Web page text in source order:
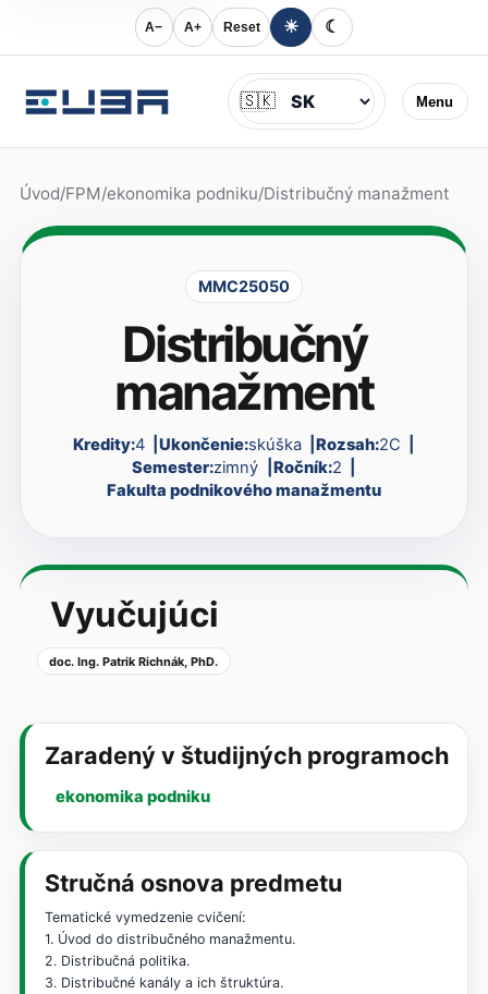
A− A+ Reset ☀ ☾
Menu
Jazyk
🇸🇰
Úvod/FPM/ekonomika podniku/Distribučný manažment
MMC25050
Distribučný
manažment
Kredity:4 Ukončenie:skúška Rozsah:2C
Semester:zimný Ročník:2
Fakulta podnikového manažmentu
Vyučujúci
doc. Ing. Patrik Richnák, PhD.
Zaradený v študijných programoch
ekonomika podniku
Stručná osnova predmetu
Tematické vymedzenie cvičení:
1. Úvod do distribučného manažmentu.
2. Distribučná politika.
3. Distribučné kanály a ich štruktúra.